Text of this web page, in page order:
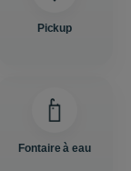
Pickup
Fontaire à eau